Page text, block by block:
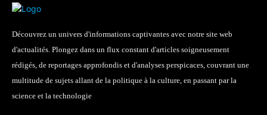
Découvrez un univers d'informations captivantes avec notre site web
d'actualités. Plongez dans un flux constant d'articles soigneusement
rédigés, de reportages approfondis et d'analyses perspicaces, couvrant une
multitude de sujets allant de la politique à la culture, en passant par la
science et la technologie